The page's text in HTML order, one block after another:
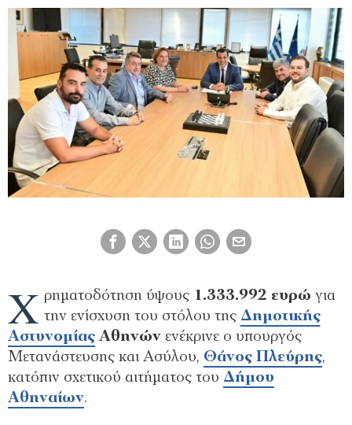
Χ ρηματοδότηση ύψους 1.333.992 ευρώ για
την ενίσχυση του στόλου της Δημοτικής
Αστυνομίας Αθηνών ενέκρινε ο υπουργός
Μετανάστευσης και Ασύλου, Θάνος Πλεύρης,
κατόπιν σχετικού αιτήματος του Δήμου
Αθηναίων.